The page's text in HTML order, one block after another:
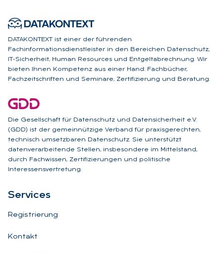
DATAKONTEXT ist einer der führenden
Fachinformationsdienstleister in den Bereichen Datenschutz,
IT-Sicherheit, Human Resources und Entgeltabrechnung. Wir
bieten Ihnen Kompetenz aus einer Hand: Fachbücher,
Fachzeitschriften und Seminare, Zertifizierung und Beratung.
Die Gesellschaft für Datenschutz und Datensicherheit e.V.
(GDD) ist der gemeinnützige Verband für praxisgerechten,
technisch umsetzbaren Datenschutz. Sie unterstützt
datenverarbeitende Stellen, insbesondere im Mittelstand,
durch Fachwissen, Zertifizierungen und politische
Interessensvertretung.
Ser­vices
Registrierung
Kontakt